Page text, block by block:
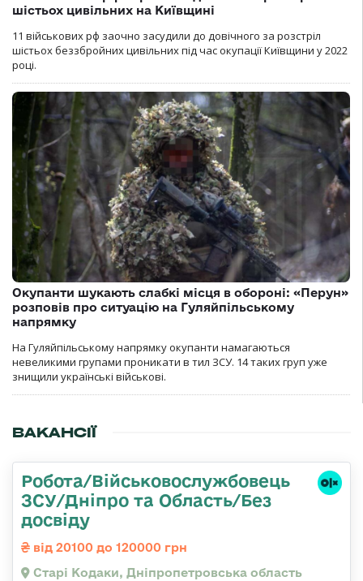
шістьох цивільних на Київщині
11 військових рф заочно засудили до довічного за розстріл
шістьох беззбройних цивільних під час окупації Київщини у 2022
році.
Окупанти шукають слабкі місця в обороні: «Перун»
розповів про ситуацію на Гуляйпільському
напрямку
На Гуляйпільському напрямку окупанти намагаються
невеликими групами проникати в тил ЗСУ. 14 таких груп уже
знищили українські військові.
ВАКАНСІЇ
Робота/Військовослужбовець
ЗСУ/Дніпро та Область/Без
досвіду
від 20100 до 120000 грн
Старі Кодаки, Дніпропетровська область